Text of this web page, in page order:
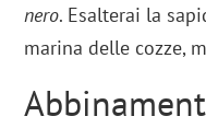
nero. Esalterai la
marina delle cozze,